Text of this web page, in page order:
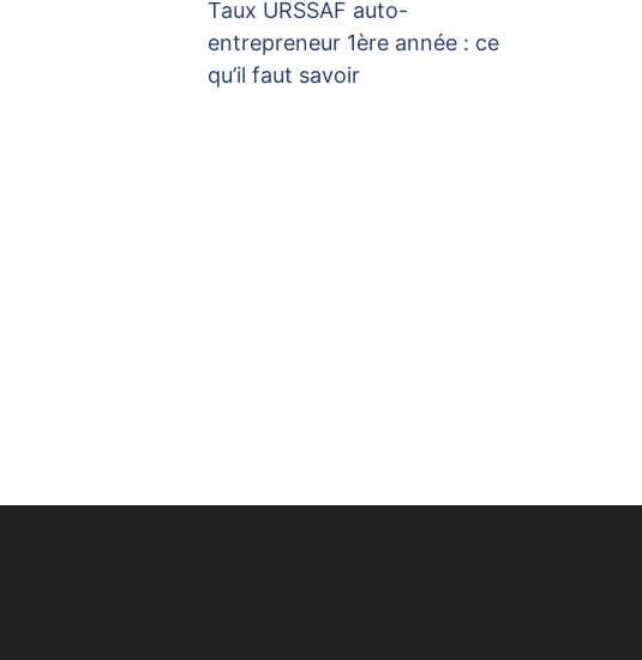
Taux URSSAF auto-
entrepreneur 1ère année : ce
qu’il faut savoir